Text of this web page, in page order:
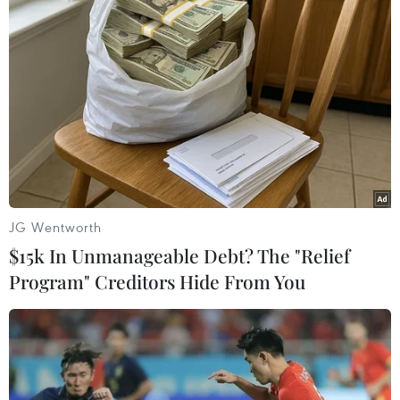
giảm 0,13 điểm và xuống 52,41 điểm. Tổng khối
lượng giao dịch đạt 30.040 cổ phiếu, tương
đương 324,76 triệu đồng. Toàn sàn hiện có 3 mã
lên giá, 3 mã xuống giá và 33 mã chưa có giao
Ngọc Cương (Vietnam+)
JG Wentworth
$15k In Unmanageable Debt? The "Relief
Program" Creditors Hide From You